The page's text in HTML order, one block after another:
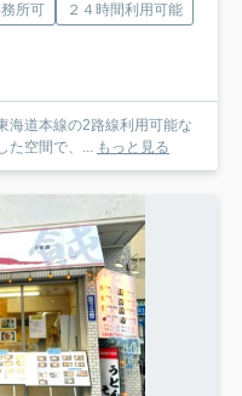
所可
２４時間利用可能
海道本線の2路線利用可能な
た空間で、... もっと見る